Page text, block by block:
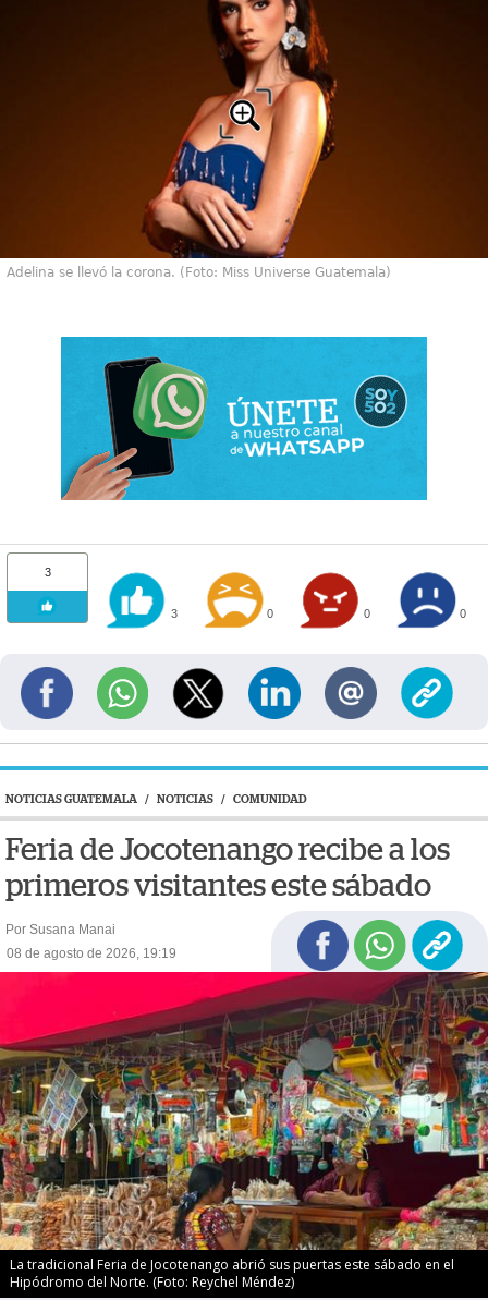
Adelina se llevó la corona. (Foto: Miss Universe Guatemala)
3
3 0 0 0
NOTICIAS GUATEMALA / NOTICIAS / COMUNIDAD
Feria de Jocotenango recibe a los
primeros visitantes este sábado
Por Susana Manai
08 de agosto de 2026, 19:19
La tradicional Feria de Jocotenango abrió sus puertas este sábado en el
Hipódromo del Norte. (Foto: Reychel Méndez)